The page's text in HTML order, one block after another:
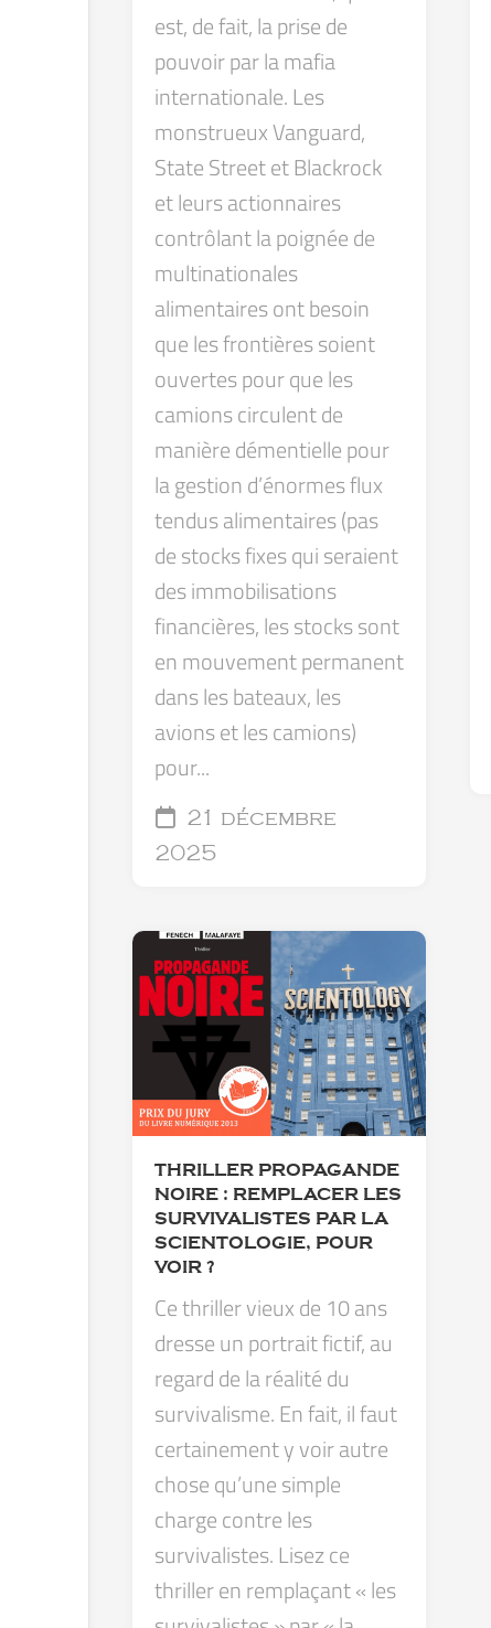
est, de fait, la prise de
pouvoir par la mafia
internationale. Les
monstrueux Vanguard,
State Street et Blackrock
et leurs actionnaires
contrôlant la poignée de
multinationales
alimentaires ont besoin
que les frontières soient
ouvertes pour que les
camions circulent de
manière démentielle pour
la gestion d’énormes flux
tendus alimentaires (pas
de stocks fixes qui seraient
des immobilisations
financières, les stocks sont
en mouvement permanent
dans les bateaux, les
avions et les camions)
pour...
21 décembre
2025
THRILLER PROPAGANDE
NOIRE : REMPLACER LES
SURVIVALISTES PAR LA
SCIENTOLOGIE, POUR
VOIR ?
Ce thriller vieux de 10 ans
dresse un portrait fictif, au
regard de la réalité du
survivalisme. En fait, il faut
certainement y voir autre
chose qu’une simple
charge contre les
survivalistes. Lisez ce
thriller en remplaçant « les